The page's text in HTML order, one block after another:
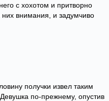
с хохотом и притворно
внимания, и задумчиво
получки извел таким
по-прежнему, опустив